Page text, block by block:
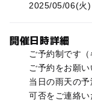
2025/05/06(火
開催日時詳細
ご予約制です
ご予約をお願い
当日の雨天の
可否をご連絡い